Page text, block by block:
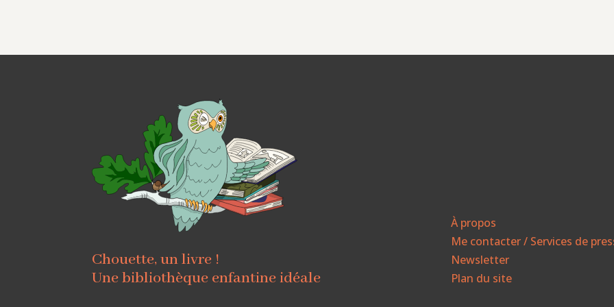
Chouette, un livre !
Une bibliothèque enfantine idéale
À propos
Me contacter / Services de
Newsletter
Plan du site